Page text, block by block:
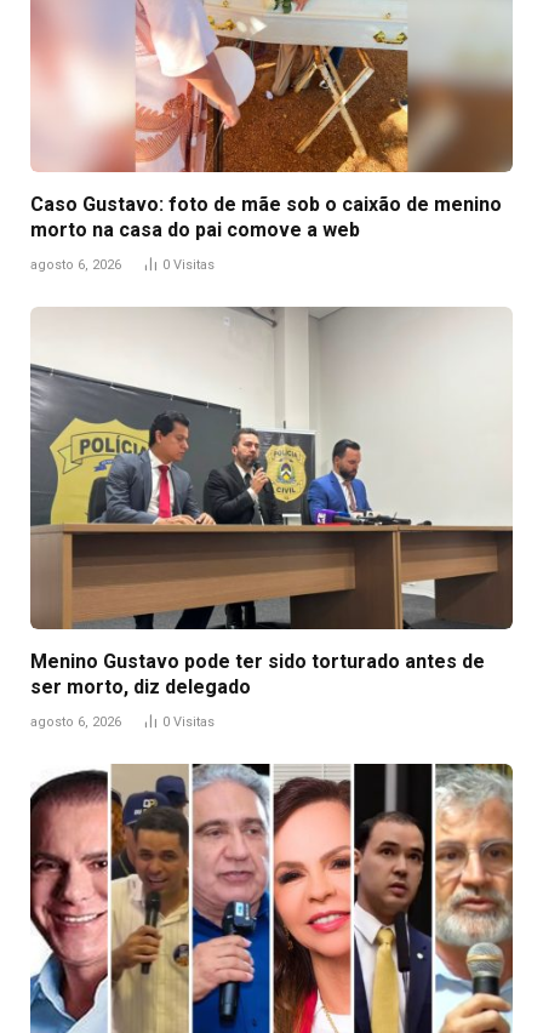
Caso Gustavo: foto de mãe sob o caixão de menino
morto na casa do pai comove a web
agosto 6, 2026 0 Visitas
Menino Gustavo pode ter sido torturado antes de
ser morto, diz delegado
agosto 6, 2026 0 Visitas